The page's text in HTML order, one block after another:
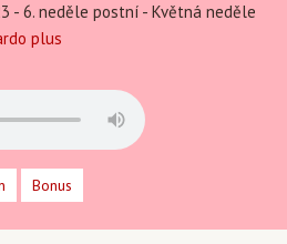
- 6. neděle postní - Květná neděle
plus
Bonus